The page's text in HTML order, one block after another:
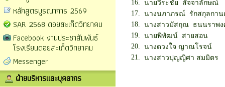
หลักสูตรบูรณาการ 2569
SAR 2568 ดอยสะเก็ดวิทยาคม
Facebook งานประชาสัมพันธ์
โรงเรียนดอยสะเก็ดวิทยาคม
Messenger
ฝ่ายบริหารและบุคลากร
16. นายวีระชัย สัจจาลักษณ์
17. นางนภาภรณ์ รักสกุลกาน
18. นางสาวมัสฤณ ธนนราพง
19. นายพิพัฒน์ สายสอน
20. นางดวงใจ ญาณโรจน์
21. นางสาวปุญญิศา สมมิตร